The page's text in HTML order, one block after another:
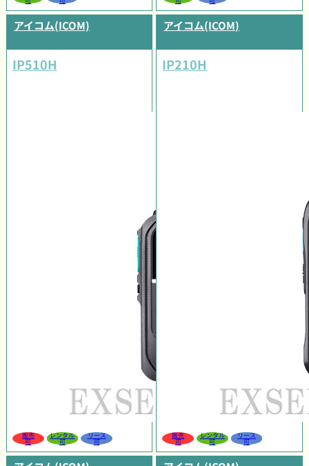
アイコム(ICOM)
IP510H
販売
可
レンタル
可
リース
可
アイコム(ICOM)
IP210H
販売
可
レンタル
可
リース
可